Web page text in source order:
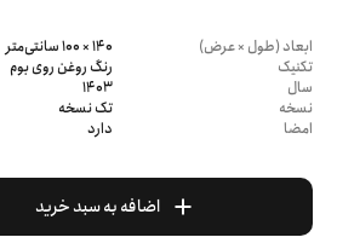
ابعاد (طول × عرض)
140 × 100 سانتی‌متر
تکنیک
رنگ روغن روی بوم
سال
1403
نسخه
تک نسخه
امضا
دارد
اضافه به سبد خرید